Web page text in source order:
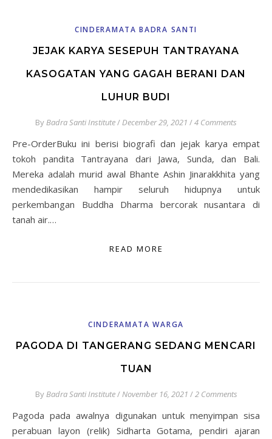
CINDERAMATA BADRA SANTI
JEJAK KARYA SESEPUH TANTRAYANA
KASOGATAN YANG GAGAH BERANI DAN
LUHUR BUDI
ByBadra Santi Institute/December 29, 2021 /4 Comments
Pre-OrderBuku ini berisi biografi dan jejak karya empat
tokoh pandita Tantrayana dari Jawa, Sunda, dan Bali.
Mereka adalah murid awal Bhante Ashin Jinarakkhita yang
mendedikasikan hampir seluruh hidupnya untuk
perkembangan Buddha Dharma bercorak nusantara di
tanah air.…
READ MORE
CINDERAMATA WARGA
PAGODA DI TANGERANG SEDANG MENCARI
TUAN
ByBadra Santi Institute/November 16, 2021 /2 Comments
Pagoda pada awalnya digunakan untuk menyimpan sisa
perabuan layon (relik) Sidharta Gotama, pendiri ajaran